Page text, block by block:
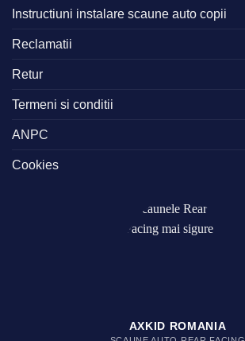
Instructiuni instalare scaune auto copii
Reclamatii
Retur
Termeni si conditii
ANPC
Cookies
AXKID ROMANIA